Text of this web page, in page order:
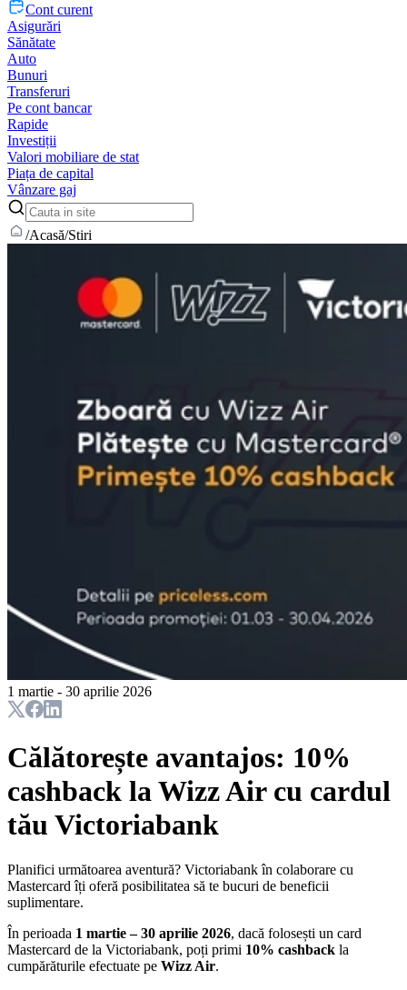
Cont curent
Asigurări
Sănătate
Auto
Bunuri
Transferuri
Pe cont bancar
Rapide
Investiții
Valori mobiliare de stat
Piața de capital
Vânzare gaj
/Acasă/Stiri
1 martie - 30 aprilie 2026
Călătorește avantajos: 10%
cashback la Wizz Air cu cardul
tău Victoriabank
Planifici următoarea aventură? Victoriabank în colaborare cu
Mastercard îți oferă posibilitatea să te bucuri de beneficii
suplimentare.
În perioada 1 martie – 30 aprilie 2026, dacă folosești un card
Mastercard de la Victoriabank, poți primi 10% cashback la
cumpărăturile efectuate pe Wizz Air.